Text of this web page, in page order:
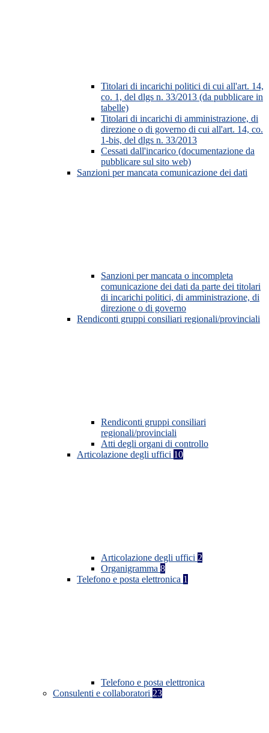
Titolari di incarichi politici di cui all'art. 14,
co. 1, del dlgs n. 33/2013 (da pubblicare in
tabelle)
Titolari di incarichi di amministrazione, di
direzione o di governo di cui all'art. 14, co.
1-bis, del dlgs n. 33/2013
Cessati dall'incarico (documentazione da
pubblicare sul sito web)
Sanzioni per mancata comunicazione dei dati
Sanzioni per mancata o incompleta
comunicazione dei dati da parte dei titolari
di incarichi politici, di amministrazione, di
direzione o di governo
Rendiconti gruppi consiliari regionali/provinciali
Rendiconti gruppi consiliari
regionali/provinciali
Atti degli organi di controllo
Articolazione degli uffici 10
Articolazione degli uffici 2
Organigramma 8
Telefono e posta elettronica 1
Telefono e posta elettronica
Consulenti e collaboratori 23